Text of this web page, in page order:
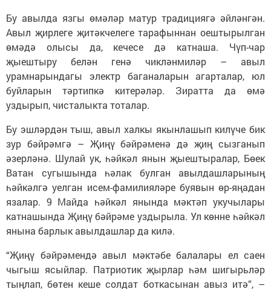
Бу авылда язгы өмәләр матур традициягә әйләнгән.
Авыл җирлеге җитәкчелеге тарафыннан оештырылган
өмәдә олысы да, кечесе дә катнаша. Чүп-чар
җыештыру белән генә чикләнмиләр – авыл
урамнарындагы электр баганаларын агарталар, юл
буйларын тәртипкә китерәләр. Зиратта да өмә
уздырып, чисталыкта тоталар.
Бу эшләрдән тыш, авыл халкы якынлашып килүче бик
зур бәйрәмгә – Җиңү бәйрәменә дә җиң сызганып
әзерләнә. Шулай ук, һәйкәл янын җыештыралар, Бөек
Ватан сугышында һәлак булган авылдашларының
һәйкәлгә уелган исем-фамилияләре буявын өр-яңадан
язалар. 9 Майда һәйкәл янында мәктәп укучылары
катнашында Җиңү бәйрәме уздырыла. Ул көнне һәйкәл
янына барлык авылдашлар да килә.
“Җиңү бәйрәмендә авыл мәктәбе балалары ел саен
чыгыш ясыйлар. Патриотик җырлар һәм шигырьләр
тыңлап, бөтен кеше солдат боткасынан авыз итә”, –